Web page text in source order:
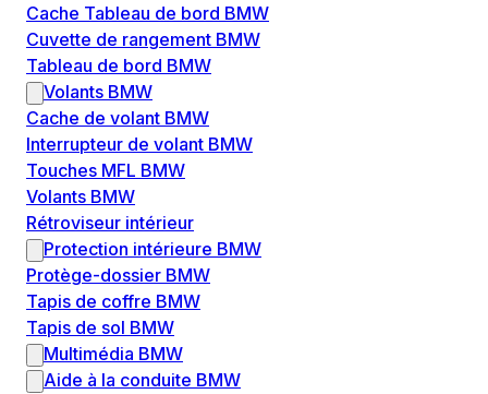
Cache Tableau de bord BMW
Cuvette de rangement BMW
Tableau de bord BMW
Volants BMW
Cache de volant BMW
Interrupteur de volant BMW
Touches MFL BMW
Volants BMW
Rétroviseur intérieur
Protection intérieure BMW
Protège-dossier BMW
Tapis de coffre BMW
Tapis de sol BMW
Multimédia BMW
Aide à la conduite BMW